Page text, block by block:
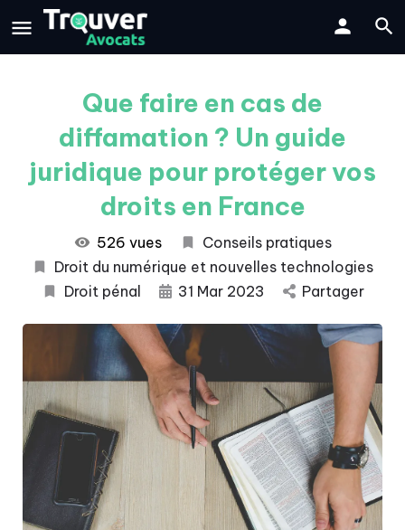
Que faire en cas de
diffamation ? Un guide
juridique pour protéger vos
droits en France
526 vues
Conseils pratiques
Droit du numérique et nouvelles technologies
Droit pénal
31 Mar 2023 Partager